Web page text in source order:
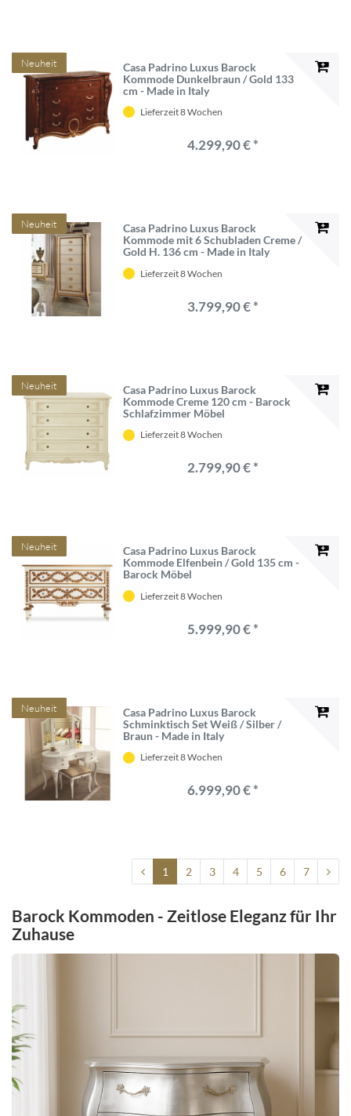
Neuheit
Casa Padrino Luxus Barock
Kommode Dunkelbraun / Gold 133
cm - Made in Italy
Lieferzeit 8 Wochen
4.299,90 € *
Neuheit
Casa Padrino Luxus Barock
Kommode mit 6 Schubladen Creme /
Gold H. 136 cm - Made in Italy
Lieferzeit 8 Wochen
3.799,90 € *
Neuheit
Casa Padrino Luxus Barock
Kommode Creme 120 cm - Barock
Schlafzimmer Möbel
Lieferzeit 8 Wochen
2.799,90 € *
Neuheit
Casa Padrino Luxus Barock
Kommode Elfenbein / Gold 135 cm -
Barock Möbel
Lieferzeit 8 Wochen
5.999,90 € *
Neuheit
Casa Padrino Luxus Barock
Schminktisch Set Weiß / Silber /
Braun - Made in Italy
Lieferzeit 8 Wochen
6.999,90 € *
1 2 3 4 5 6 7
Barock Kommoden - Zeitlose Eleganz für Ihr
Zuhause